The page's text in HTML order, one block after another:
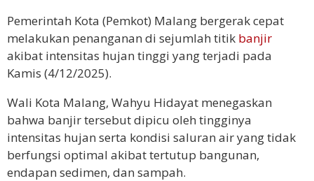
Pemerintah Kota (Pemkot) Malang bergerak cepat
melakukan penanganan di sejumlah titik banjir
akibat intensitas hujan tinggi yang terjadi pada
Kamis (4/12/2025).
Wali Kota Malang, Wahyu Hidayat menegaskan
bahwa banjir tersebut dipicu oleh tingginya
intensitas hujan serta kondisi saluran air yang tidak
berfungsi optimal akibat tertutup bangunan,
endapan sedimen, dan sampah.